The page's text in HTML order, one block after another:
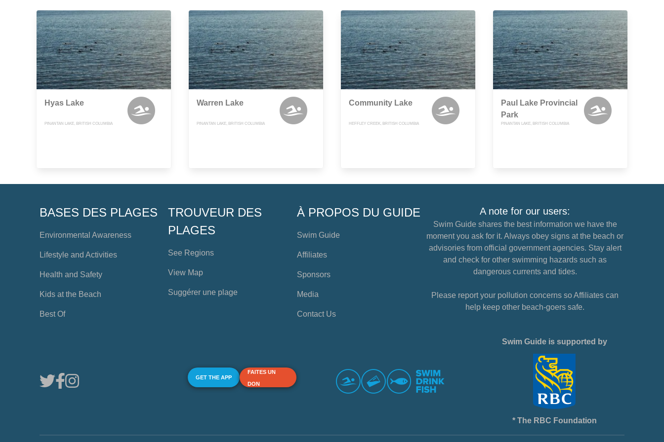
Hyas Lake
PINANTAN LAKE, BRITISH COLUMBIA
Warren Lake
PINANTAN LAKE, BRITISH COLUMBIA
Community Lake
HEFFLEY CREEK, BRITISH COLUMBIA
Paul Lake Provincial
Park
PINANTAN LAKE, BRITISH COLUMBIA
BASES DES PLAGES
Environmental Awareness
Lifestyle and Activities
Health and Safety
Kids at the Beach
Best Of
TROUVEUR DES
PLAGES
See Regions
View Map
Suggérer une plage
À PROPOS DU GUIDE
Swim Guide
Affiliates
Sponsors
Media
Contact Us
A note for our users:
Swim Guide shares the best information we have the
moment you ask for it. Always obey signs at the beach or
advisories from official government agencies. Stay alert
and check for other swimming hazards such as
dangerous currents and tides.
Please report your pollution concerns so Affiliates can
help keep other beach-goers safe.
GET THE APP
FAITES UN
DON
Swim Guide is supported by
* The RBC Foundation